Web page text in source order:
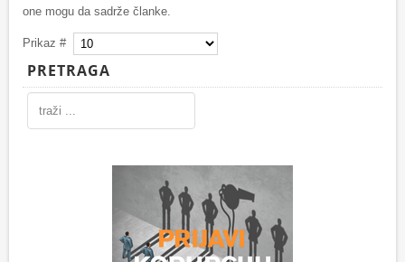
one mogu da sadrže članke.
Prikaz #
PRETRAGA